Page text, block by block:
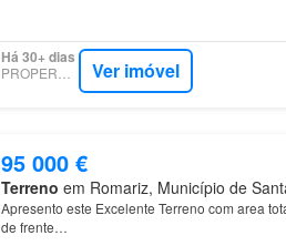
Há 30+ dias
PROPERSTAR Ver imóvel
95 000 €
Terreno em Romariz, Município de
Apresento este Excelente Terreno com area
de frente…